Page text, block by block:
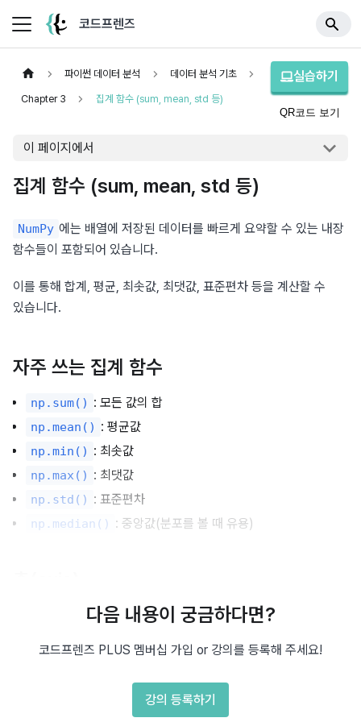
코드프렌즈
파이썬 데이터 분석 데이터 분석 기초
Chapter 3 집계 함수 (sum, mean, std 등)
실습하기
QR코드 보기
이 페이지에서
집계 함수 (sum, mean, std 등)
NumPy 에는 배열에 저장된 데이터를 빠르게 요약할 수 있는 내장
함수들이 포함되어 있습니다.
이를 통해 합계, 평균, 최솟값, 최댓값, 표준편차 등을 계산할 수
있습니다.
자주 쓰는 집계 함수
np.sum() : 모든 값의 합
np.mean() : 평균값
np.min() : 최솟값
np.max() : 최댓값
np.std() : 표준편차
np.median() : 중앙값(분포를 볼 때 유용)
집계 함수는 전체 배열에 대해 계산할 수도 있고, 특정 축을
: 행 기준(가로 방향)
다음 내용이 궁금하다면?
코드프렌즈 PLUS 멤버십 가입 or 강의를 등록해 주세요!
강의 등록하기